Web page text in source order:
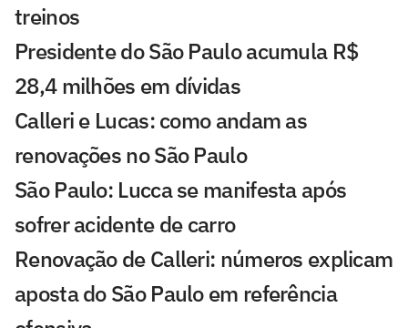
treinos
Presidente do São Paulo acumula R$
28,4 milhões em dívidas
Calleri e Lucas: como andam as
renovações no São Paulo
São Paulo: Lucca se manifesta após
sofrer acidente de carro
Renovação de Calleri: números explicam
aposta do São Paulo em referência